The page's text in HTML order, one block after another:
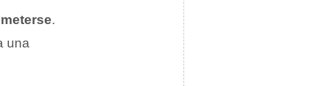
.
una